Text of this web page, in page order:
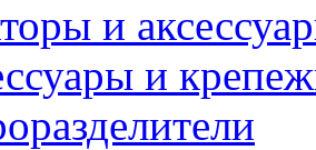
и
и